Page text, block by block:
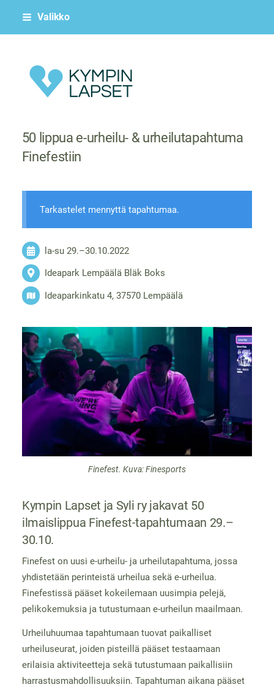
Siirry
Valikko
Kympin Lapset ry
50 lippua e-urheilu- & urheilutapahtuma
Finefestiin
Tarkastelet mennyttä tapahtumaa.
la-su 29.–30.10.2022
Ideapark Lempäälä Bläk Boks
Ideaparkinkatu 4, 37570 Lempäälä
Finefest. Kuva: Finesports
Kympin Lapset ja Syli ry jakavat 50
ilmaislippua Finefest-tapahtumaan 29.–
30.10.
Finefest on uusi e-urheilu- ja urheilutapahtuma, jossa
yhdistetään perinteistä urheilua sekä e-urheilua.
Finefestissä pääset kokeilemaan uusimpia pelejä,
pelikokemuksia ja tutustumaan e-urheilun maailmaan.
Urheiluhuumaa tapahtumaan tuovat paikalliset
urheiluseurat, joiden pisteillä pääset testaamaan
erilaisia aktiviteetteja sekä tutustumaan paikallisiin
harrastusmahdollisuuksiin. Tapahtuman aikana pääset